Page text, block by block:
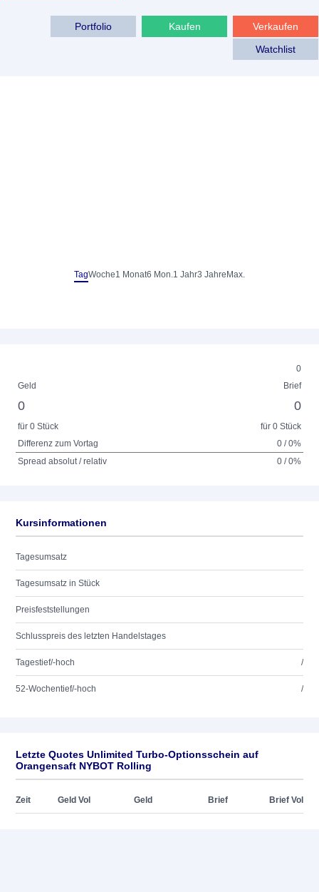
Verkaufen
Kaufen
Portfolio
Watchlist
TagWoche1 Monat6 Mon.1 Jahr3 Jahre Max.
0
Geld
Brief
0 0
für 0 Stück
für 0 Stück
Differenz zum Vortag
0 / 0%
Spread absolut / relativ
0 / 0%
Kursinformationen
Tagesumsatz
Tagesumsatz in Stück
Preisfeststellungen
Schlusspreis des letzten Handelstages
Tagestief/-hoch /
52-Wochentief/-hoch /
Letzte Quotes Unlimited Turbo-Optionsschein auf
Orangensaft NYBOT Rolling
Zeit Geld Vol Geld Brief Brief Vol